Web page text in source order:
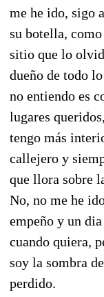
me he ido, sigo
su botella,
sitio que lo
dueño de todo
no entiendo es
lugares
tengo más
callejero y
que llora sobre
No, no me he
empeño y un
cuando quiera,
soy la sombra
perdido.